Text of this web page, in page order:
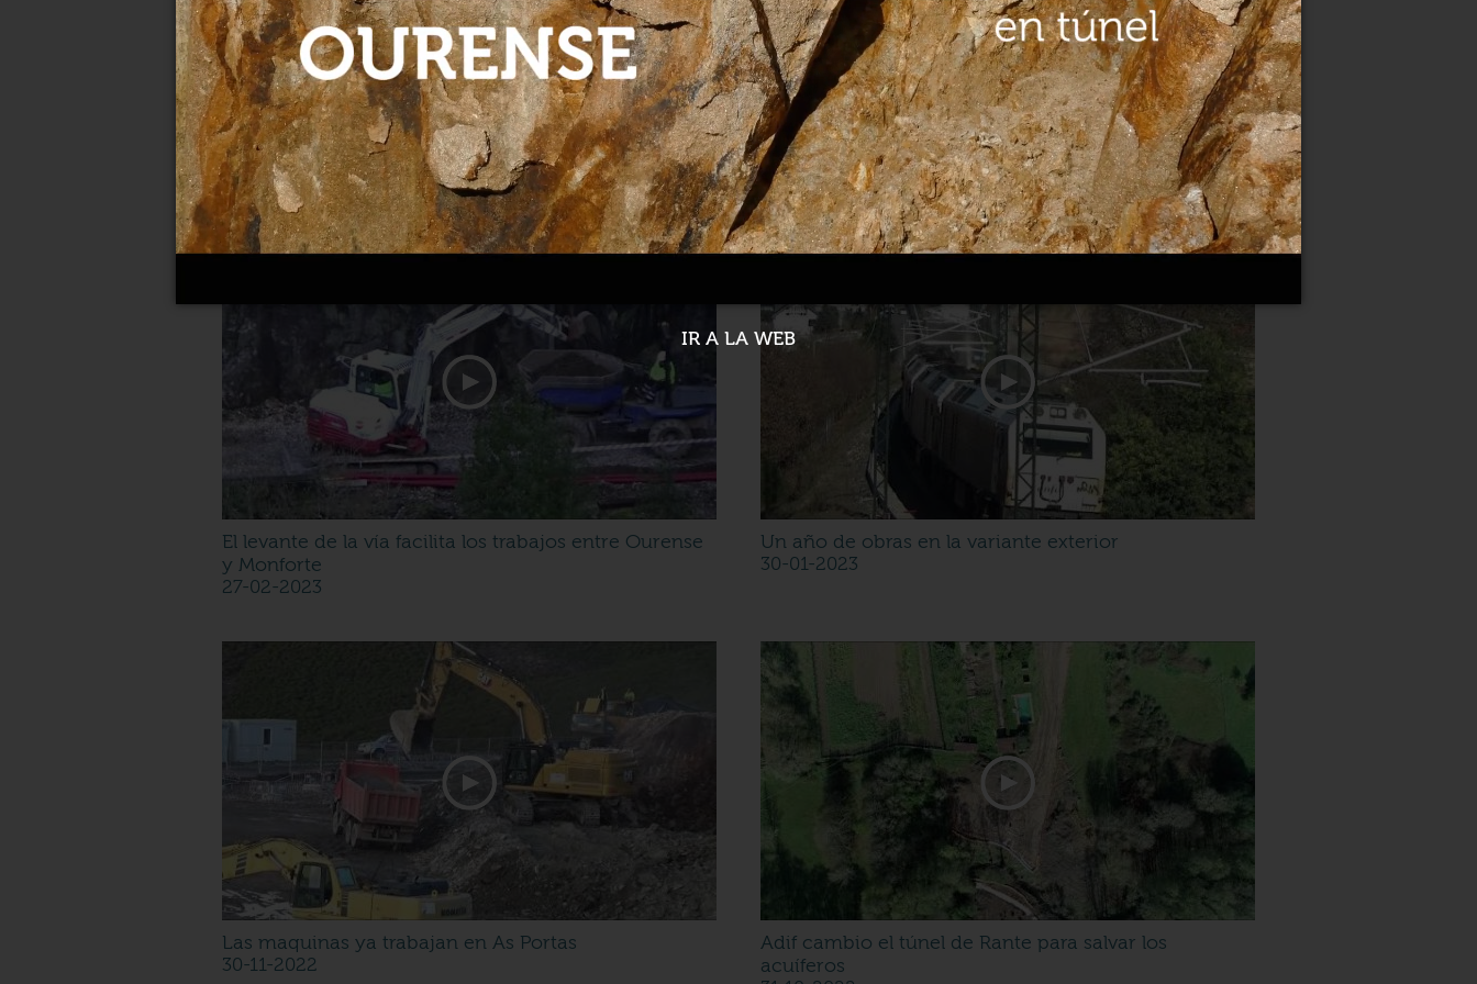
IR A LA WEB
Avance en las obras de la subestación de As Portas
28-02-2023
Adif lícita el proyecto para la adaptación del túnel del
Padornelo
28-02-2023
El levante de la vía facilita los trabajos entre Ourense
y Monforte
27-02-2023
Un año de obras en la variante exterior
30-01-2023
Las maquinas ya trabajan en As Portas
30-11-2022
Adif cambio el túnel de Rante para salvar los
acuíferos